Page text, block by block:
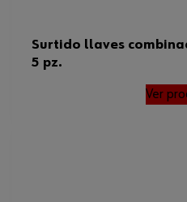
Surtido llaves
5 pz.
Ver